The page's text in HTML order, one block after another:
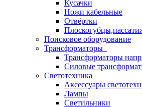
Кусачки
Ножи кабельные
Отвёртки
Поисковое оборудование
Трансформаторы
Трансформаторы
Силовые
Светотехника
Аксессуары
Лампы
Светильники